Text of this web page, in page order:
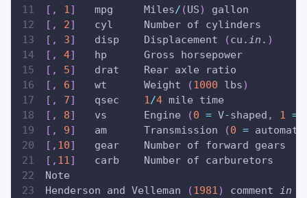
[ , 1]
	mpg	Miles
/ (US)
gallon
[ , 2]
	cyl	Number of cylinders
[ , 3]
	disp	Displacement
(cu.in . )
[ , 4]
	hp	Gross horsepower
[ , 5]
	drat	Rear axle ratio
[ , 6]
	wt	Weight
(1000 lbs)
[ , 7] 1/4 mile time
[ , 8]
	vs	Engine
(0 = V-shaped , 1 =
[ , 9]
	am	Transmission
(0 =
[ , 10]
	gear	Number of forward gears
[ , 11]
	carb	Number of carburetors
Note
Henderson and Velleman
(1981) comment in